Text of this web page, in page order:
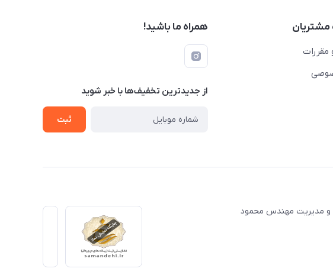
مقررات
همراه ما باشید!
از جدید‌ترین تخفیف‌ها با‌ خبر شوید
ثبت
250 متر با پرسنل های مجرب و مدیریت مهندس محمود